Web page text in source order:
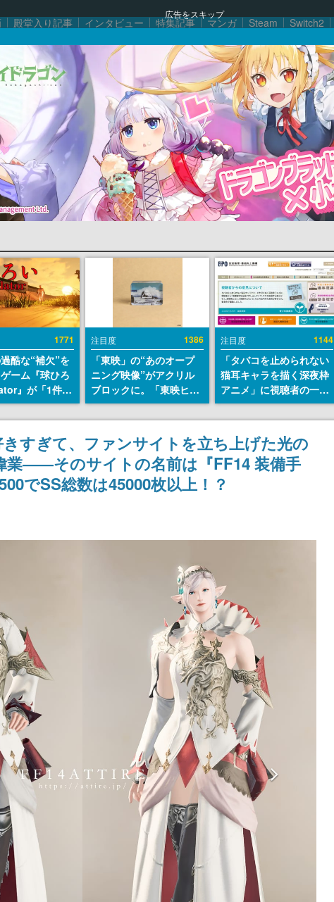
広告をスキップ
殿堂入り記事 インタビュー 特集記事 マンガ Steam Switch2
1771
酷な“補欠”を
ーム『球ひろ
』が「1件」
ュリストをも
語に対応し
に。『キング
』開発元やチ
野球選手から
注目度 1386
「東映」の“あのオープ
ニング映像”がアクリル
ブロックに。「東映ヒス
トリカル グッズコレクシ
ョン」が8月下旬より発
注目度 1144
「タバコを止められない
猫耳キャラを描く深夜枠
アニメ」に視聴者の一部
から批判意見。違法薬物
の使用と思しき描写も含
めて、BPOが議論を交わ
す
きすぎて、ファンサイトを立ち上げた光の
業――そのサイトの名前は『FF14 装備手
でSS総数は45000枚以上！？